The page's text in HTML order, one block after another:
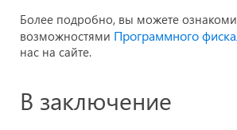
Более подробно, вы можете
возможностями Программного
нас на сайте.
В заключение